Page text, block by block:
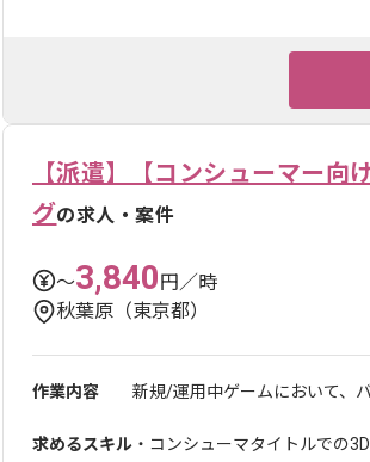
【派遣】【コンシューマー
グの求人・案件
〜3,840円／時
秋葉原（東京都）
作業内容 新規/運用中ゲームにおいて、
求めるスキル ・コンシューマタイトルでの